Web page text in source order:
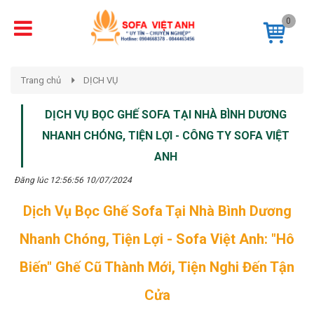
0
Trang chủ DỊCH VỤ
DỊCH VỤ BỌC GHẾ SOFA TẠI NHÀ BÌNH DƯƠNG
NHANH CHÓNG, TIỆN LỢI - CÔNG TY SOFA VIỆT
ANH
Đăng lúc 12:56:56 10/07/2024
Dịch Vụ Bọc Ghế Sofa Tại Nhà Bình Dương
Nhanh Chóng, Tiện Lợi - Sofa Việt Anh: "Hô
Biến" Ghế Cũ Thành Mới, Tiện Nghi Đến Tận
Cửa